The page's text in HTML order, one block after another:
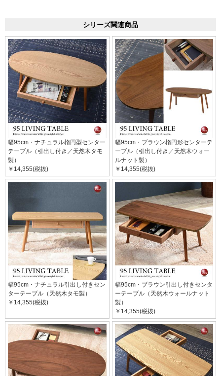
シリーズ関連商品
幅95cm・ナチュラル楕円型センター
テーブル（引出し付き／天然木タモ
製）
￥14,355(税抜)
幅95cm・ブラウン楕円形センターテ
ーブル（引出し付き／天然木ウォー
ルナット製）
￥14,355(税抜)
幅95cm・ナチュラル引出し付きセン
ターテーブル（天然木タモ製）
￥14,355(税抜)
幅95cm・ブラウン引出し付きセンタ
ーテーブル（天然木ウォールナット
製）
￥14,355(税抜)